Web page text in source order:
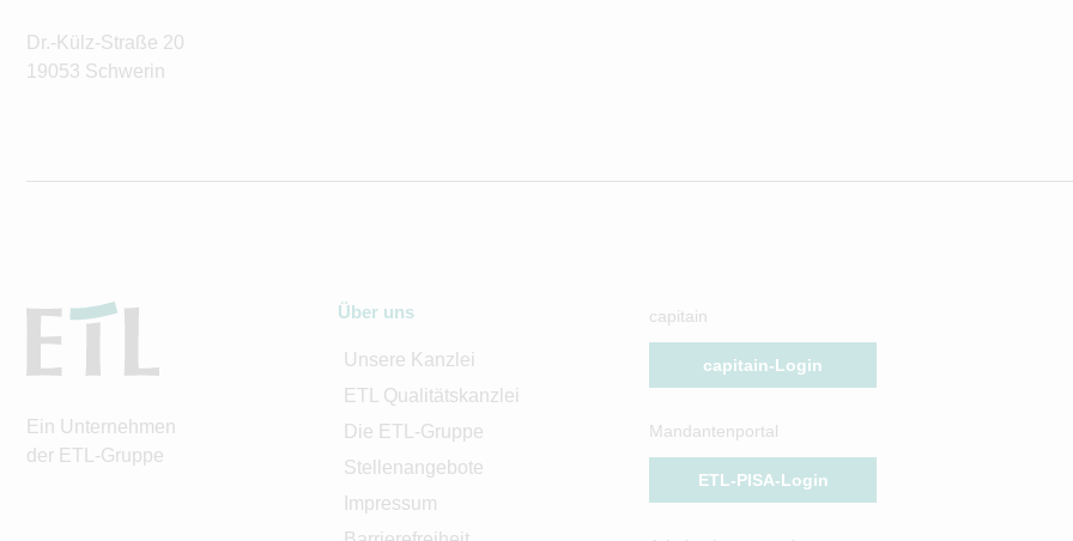
Dr.-Külz-Straße 20
19053 Schwerin
Ein Unternehmen
der ETL-Gruppe
Über uns
Unsere Kanzlei
ETL Qualitätskanzlei
Die ETL-Gruppe
Stellenangebote
Impressum
capitain
capitain-Login
Mandantenportal
ETL-PISA-Login